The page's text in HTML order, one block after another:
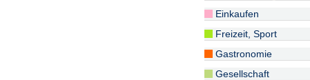
Einkaufen
Freizeit, Sport
Gastronomie
Gesellschaft